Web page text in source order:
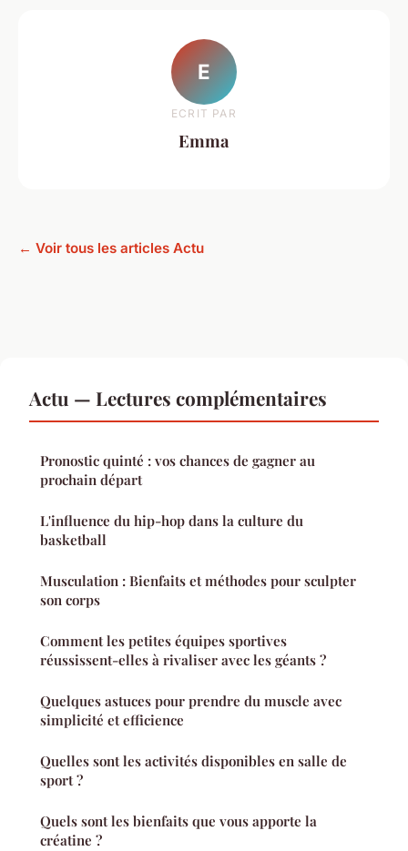
E
ECRIT PAR
Emma
← Voir tous les articles Actu
Actu — Lectures complémentaires
Pronostic quinté : vos chances de gagner au
prochain départ
L'influence du hip-hop dans la culture du
basketball
Musculation : Bienfaits et méthodes pour sculpter
son corps
Comment les petites équipes sportives
réussissent-elles à rivaliser avec les géants ?
Quelques astuces pour prendre du muscle avec
simplicité et efficience
Quelles sont les activités disponibles en salle de
sport ?
Quels sont les bienfaits que vous apporte la
créatine ?